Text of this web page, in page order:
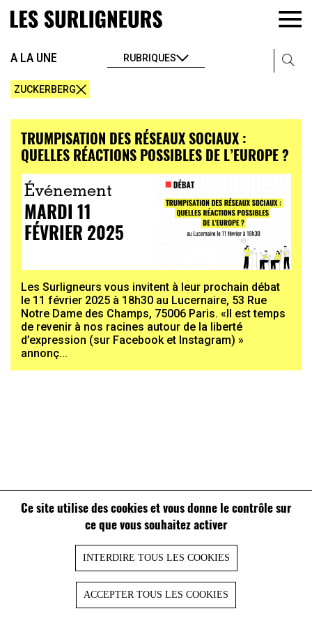
Ce site utilise des cookies et vous donne le contrôle sur
ce que vous souhaitez activer
INTERDIRE TOUS LES COOKIES
ACCEPTER TOUS LES COOKIES
A LA UNE RUBRIQUES
ZUCKERBERG
TRUMPISATION DES RÉSEAUX SOCIAUX :
QUELLES RÉACTIONS POSSIBLES DE L’EUROPE ?
Événement
MARDI 11
FÉVRIER 2025
Les Surligneurs vous invitent à leur prochain débat
le 11 février 2025 à 18h30 au Lucernaire, 53 Rue
Notre Dame des Champs, 75006 Paris. «Il est temps
de revenir à nos racines autour de la liberté
d’expression (sur Facebook et Instagram) »
annonç...